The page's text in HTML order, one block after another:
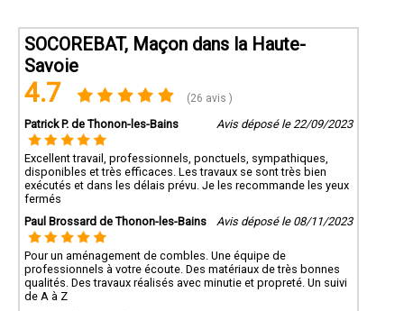
SOCOREBAT, Maçon dans la Haute-
Savoie
4.7 (26 avis )
Patrick P. de Thonon-les-Bains Avis déposé le 22/09/2023
Excellent travail, professionnels, ponctuels, sympathiques,
disponibles et très efficaces. Les travaux se sont très bien
exécutés et dans les délais prévu. Je les recommande les yeux
fermés
Paul Brossard de Thonon-les-Bains
Avis déposé le 08/11/2023
Pour un aménagement de combles. Une équipe de
professionnels à votre écoute. Des matériaux de très bonnes
qualités. Des travaux réalisés avec minutie et propreté. Un suivi
de A à Z